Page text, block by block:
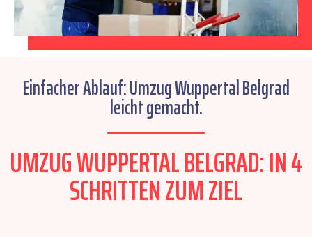
Einfacher Ablauf: Umzug Wuppertal Belgrad
leicht gemacht.
UMZUG WUPPERTAL BELGRAD: IN 4
SCHRITTEN ZUM ZIEL